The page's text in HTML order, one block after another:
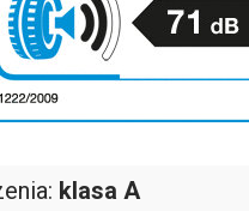
klasa A